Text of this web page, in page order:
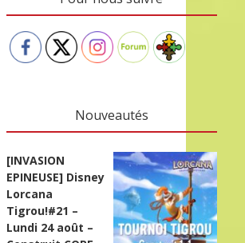
Nouveautés
[INVASION
EPINEUSE] Disney
Lorcana
Tigrou!#21 –
Lundi 24 août –